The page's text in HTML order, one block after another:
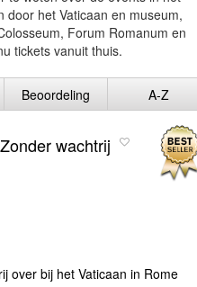
door het Vaticaan en museum,
Forum Romanum en
tickets vanuit thuis.
Beoordeling A-Z
wachtrij
over bij het Vaticaan in Rome